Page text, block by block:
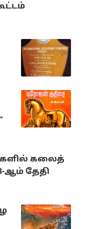
கலைத்
ஆம் தேதி